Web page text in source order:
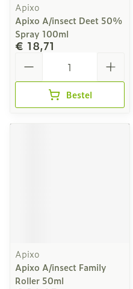
Apixo
Apixo A/insect Deet 50%
Spray 100ml
€ 18,71
Bestel
Apixo
Apixo A/insect Family
Roller 50ml